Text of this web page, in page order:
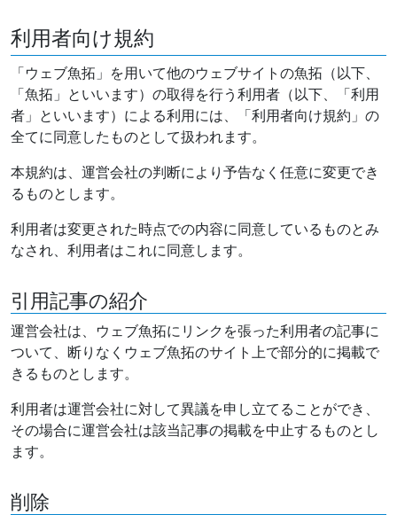
利用者向け規約
「ウェブ魚拓」を用いて他のウェブサイトの魚拓（以下、
「魚拓」といいます）の取得を行う利用者（以下、「利用
者」といいます）による利用には、「利用者向け規約」の
全てに同意したものとして扱われます。
本規約は、運営会社の判断により予告なく任意に変更でき
るものとします。
利用者は変更された時点での内容に同意しているものとみ
なされ、利用者はこれに同意します。
引用記事の紹介
運営会社は、ウェブ魚拓にリンクを張った利用者の記事に
ついて、断りなくウェブ魚拓のサイト上で部分的に掲載で
きるものとします。
利用者は運営会社に対して異議を申し立てることができ、
その場合に運営会社は該当記事の掲載を中止するものとし
ます。
削除